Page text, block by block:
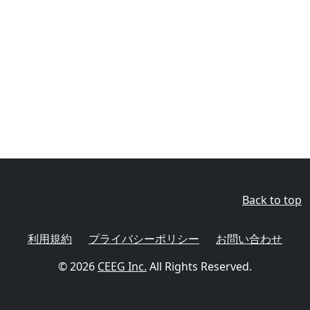
Back to top
利用規約 プライバシーポリシー
お問い合わせ
© 2026 CEEG Inc. All Rights Reserved.